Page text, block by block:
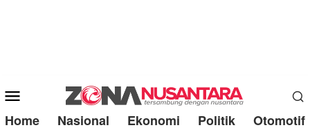
Mobile
Menu
Home Nasional Ekonomi Politik Otomotif